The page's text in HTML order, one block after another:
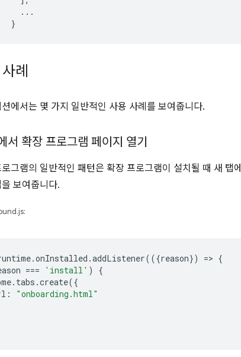
...
}
례
에서는 몇 가지 일반적인 사용 사례를 보여줍니다.
서 확장 프로그램 페이지 열기
그램의 일반적인 패턴은 확장 프로그램이 설치될 때 새 탭
보여줍니다.
.onInstalled .addListener(({reason}) => {
=== 'install' )
{
. tabs .create({
:
"onboarding.html"